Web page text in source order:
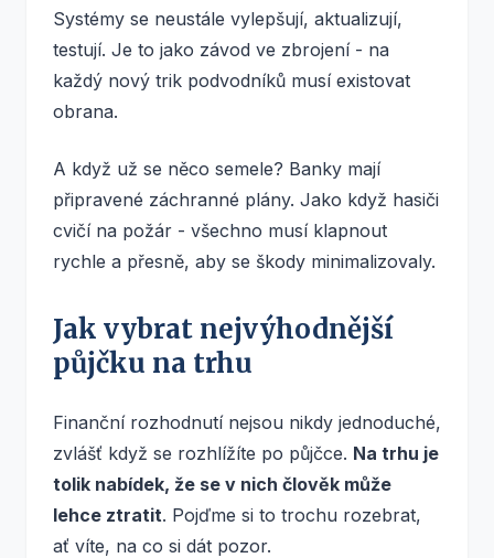
Systémy se neustále vylepšují, aktualizují,
testují. Je to jako závod ve zbrojení - na
každý nový trik podvodníků musí existovat
obrana.
A když už se něco semele? Banky mají
připravené záchranné plány. Jako když hasiči
cvičí na požár - všechno musí klapnout
rychle a přesně, aby se škody minimalizovaly.
Jak vybrat nejvýhodnější
půjčku na trhu
Finanční rozhodnutí nejsou nikdy jednoduché,
zvlášť když se rozhlížíte po půjčce. Na trhu je
tolik nabídek, že se v nich člověk může
lehce ztratit. Pojďme si to trochu rozebrat,
ať víte, na co si dát pozor.